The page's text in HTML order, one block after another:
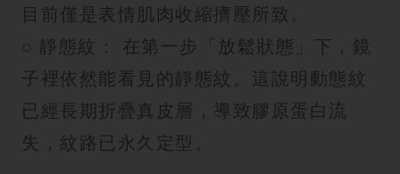
目前僅是表情肌肉收縮擠壓所致。
○ 靜態紋： 在第一步「放鬆狀態」下，鏡
子裡依然能看見的靜態紋。這說明動態紋
已經長期折疊真皮層，導致膠原蛋白流
失，紋路已永久定型。